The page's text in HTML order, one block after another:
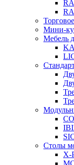
Мини-
Мебель
Столы
X-